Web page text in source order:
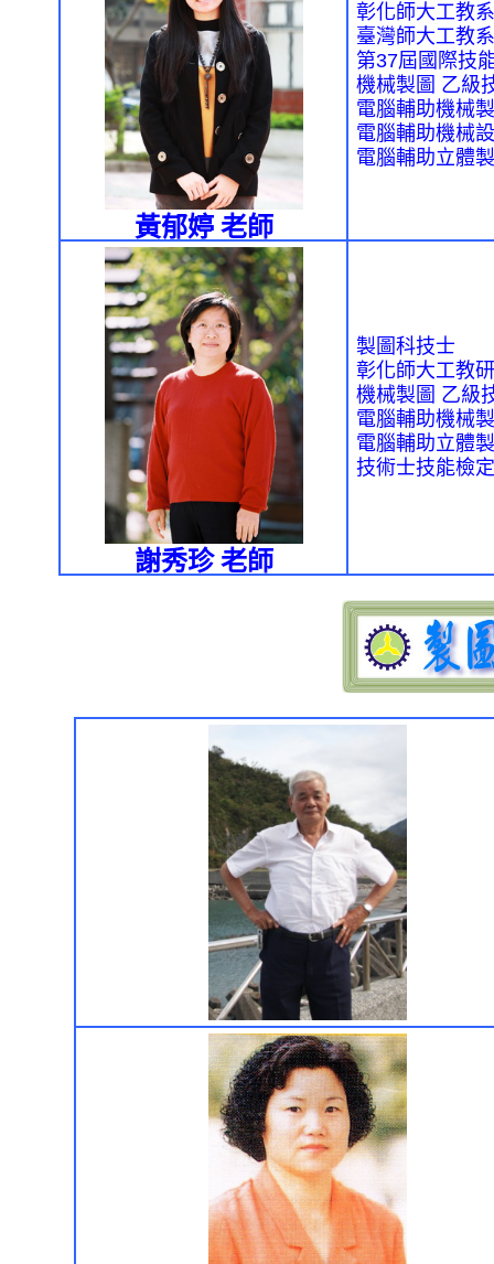
黃郁婷 老師
彰化師大工教
臺灣師大工教
第37屆國際技
機械製圖 乙級
電腦輔助機械
電腦輔助機械
電腦輔助立體
謝秀珍 老師
製圖科技士
彰化師大工教
機械製圖 乙級
電腦輔助機械
電腦輔助立體
技術士技能檢